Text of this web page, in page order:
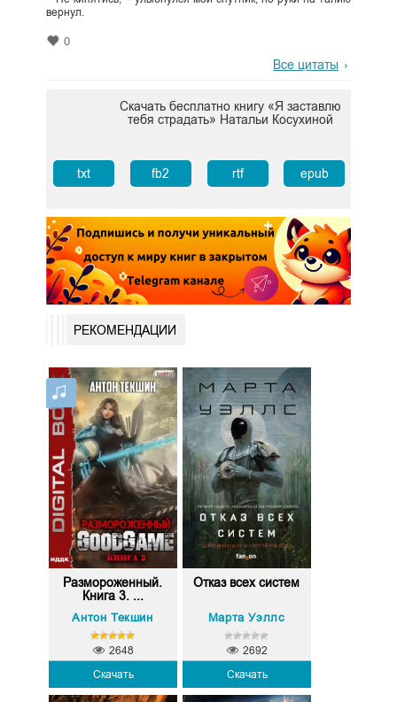
вернул.
0
Все цитаты
Скачать бесплатно книгу «Я заставлю
тебя страдать» Натальи Косухиной
txt fb2 rtf epub
РЕКОМЕНДАЦИИ
Размороженный.
Книга 3. ...
Антон Текшин
Скачать
2648
Отказ всех систем
Марта Уэллс
Скачать
2692